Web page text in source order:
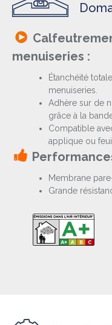
menuiseries :
Étanchéité
menuiseries.
Adhère sur de
grâce à la
Compatible
applique ou
Membrane
Grande